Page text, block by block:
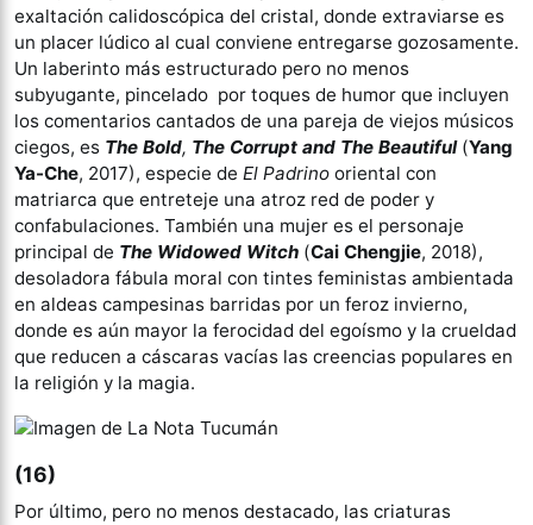
exaltación calidoscópica del cristal, donde extraviarse es
un placer lúdico al cual conviene entregarse gozosamente.
Un laberinto más estructurado pero no menos
subyugante, pincelado por toques de humor que incluyen
los comentarios cantados de una pareja de viejos músicos
ciegos, es The Bold, The Corrupt and The Beautiful(Yang
Ya-Che, 2017), especie de El Padrino oriental con
matriarca que entreteje una atroz red de poder y
confabulaciones. También una mujer es el personaje
principal de The Widowed Witch (Cai Chengjie, 2018),
desoladora fábula moral con tintes feministas ambientada
en aldeas campesinas barridas por un feroz invierno,
donde es aún mayor la ferocidad del egoísmo y la crueldad
que reducen a cáscaras vacías las creencias populares en
la religión y la magia.
(16)
Por último, pero no menos destacado, las criaturas